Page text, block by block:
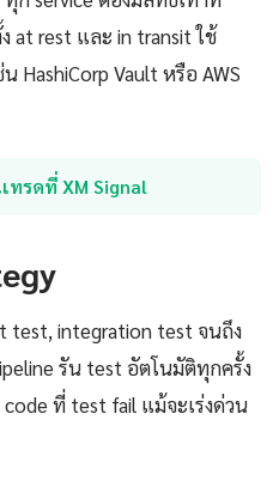
at rest และ in transit ใช้
HashiCorp Vault หรือ AWS
รดที่ XM Signal
test, integration test จนถึง
รัน test อัตโนมัติทุกครั้ง
ที่ test fail แม้จะเร่งด่วน